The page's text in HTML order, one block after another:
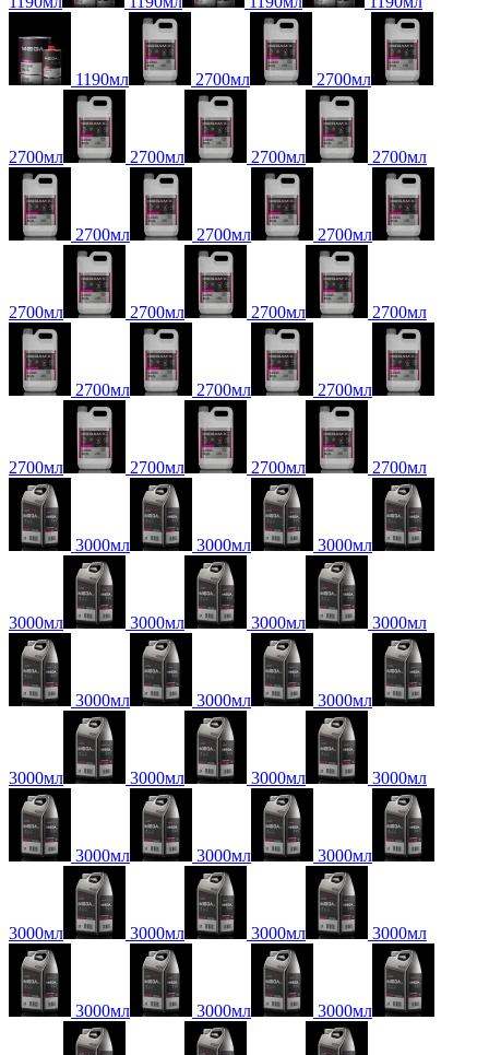
1190мл 2700мл 2700мл
2700мл 2700мл 2700мл 2700мл
2700мл 2700мл 2700мл
2700мл 2700мл 2700мл 2700мл
2700мл 2700мл 2700мл
2700мл 2700мл 2700мл 2700мл
3000мл 3000мл 3000мл
3000мл 3000мл 3000мл 3000мл
3000мл 3000мл 3000мл
3000мл 3000мл 3000мл 3000мл
3000мл 3000мл 3000мл
3000мл 3000мл 3000мл 3000мл
3000мл 3000мл 3000мл